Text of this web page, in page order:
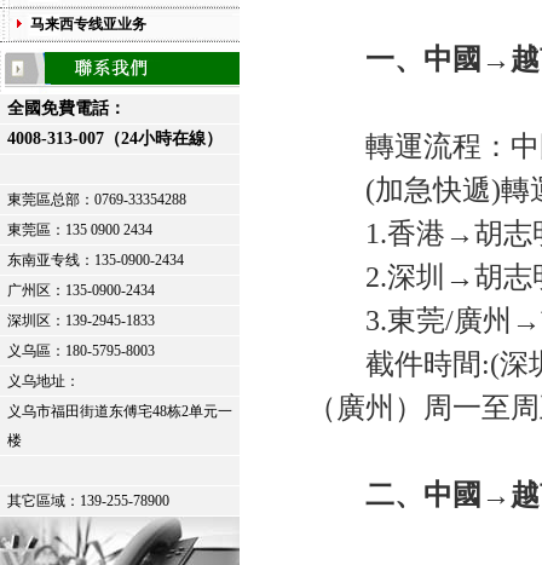
马来西专线亚业务
全國免費電話：
4008-313-007（24小時在線）
東莞區总部： 0769-33354288
東莞區： 135 0900 2434
东南亚专线：135-0900-2434
广州区：135-0900-2434
深圳区：139-2945-1833
义乌區： 180-5795-8003
义乌地址：
义乌市福田街道东傅宅48栋2单元一
楼
其它區域：139-255-78900
一、中國→
轉運流程：中
(加急快遞)轉
1.香港→胡志明
2.深圳→胡志明
3.東莞/廣州→
截件時間:(深圳
（廣州）周一至
二、中國→